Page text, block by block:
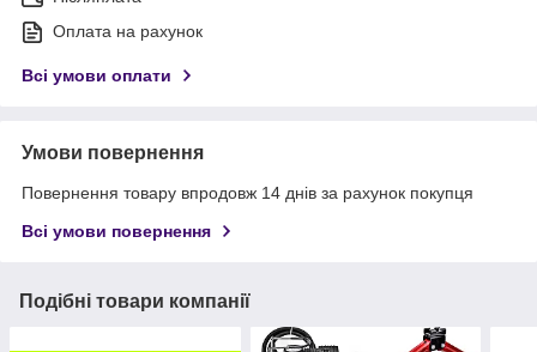
Оплата на рахунок
Всі умови оплати
Умови повернення
Повернення товару впродовж 14 днів за рахунок покупця
Всі умови повернення
Подібні товари компанії